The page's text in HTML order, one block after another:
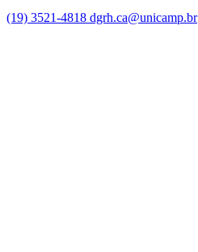
(19) 3521-4818 dgrh.ca@unicamp.br